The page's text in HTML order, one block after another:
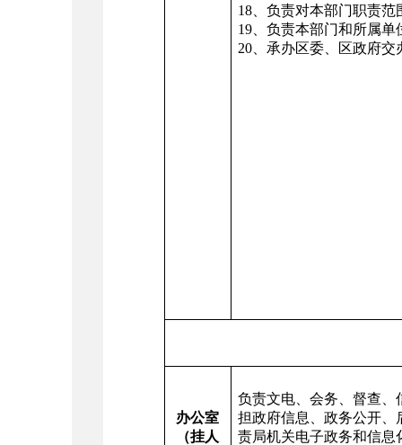
18、负责对本部门职责
19、负责本部门和所属单
20、承办区委、区政府交
办公室
（挂人
负责文电、会务、督查、
担政府信息、政务公开、
责局机关电子政务和信息